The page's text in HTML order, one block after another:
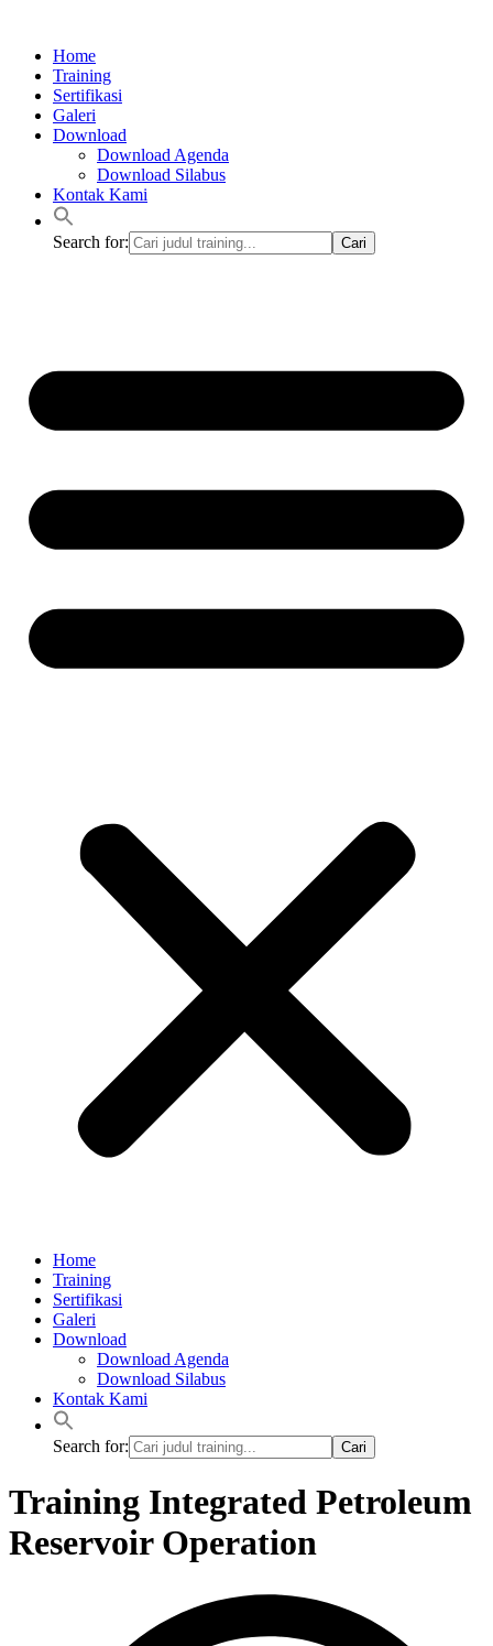
kontenHome
Training
Sertifikasi
Galeri
Download
Download Agenda
Download Silabus
Kontak Kami
Search for:
Home
Training
Sertifikasi
Galeri
Download
Download Agenda
Download Silabus
Kontak Kami
Search for:
Training Integrated Petroleum
Reservoir Operation